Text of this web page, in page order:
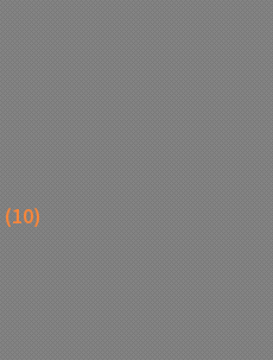
(10)